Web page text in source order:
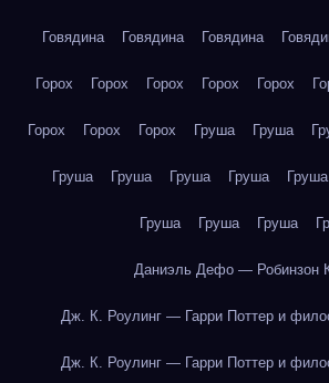
Говядина Говядина Говядина
Горох Горох Горох Горох Горох
Горох Горох Горох Груша Груша
Груша Груша Груша Груша Груша
Груша Груша Груша
Даниэль Дефо — Робинзон
Дж. К. Роулинг — Гарри Поттер и
Дж. К. Роулинг — Гарри Поттер и